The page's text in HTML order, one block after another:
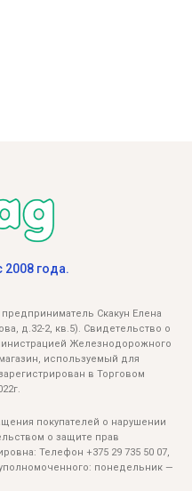
года.
Скакун Елена
д.32-2, кв.5). Свидетельство о
Железнодорожного
используемый для
в Торговом
покупателей о нарушении
о защите прав
Телефон +375 29 735 50 07,
понедельник —